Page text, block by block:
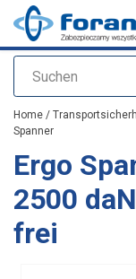
Suchen
Anfragen
Home /
Spanner
Ergo
2500
frei